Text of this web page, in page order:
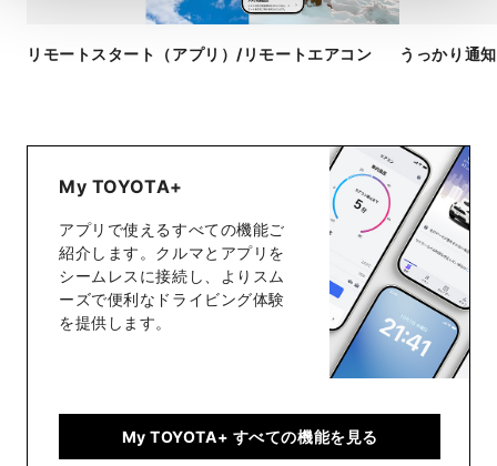
リモートスタート​（アプリ）​/リモートエアコン うっかり通知
My TOYOTA+
アプリで使えるすべての機能ご
紹介します。クルマとアプリを
シームレスに接続し、よりスム
ーズで便利なドライビング体験
を提供します。
My TOYOTA+ すべての機能を見る